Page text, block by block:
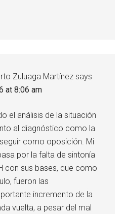
Zuluaga Martínez says
at 8:06 am
el análisis de la situación
al diagnóstico como la
como oposición. Mi
por la falta de sintonía
con sus bases, que como
fueron las
incremento de la
vuelta, a pesar del mal